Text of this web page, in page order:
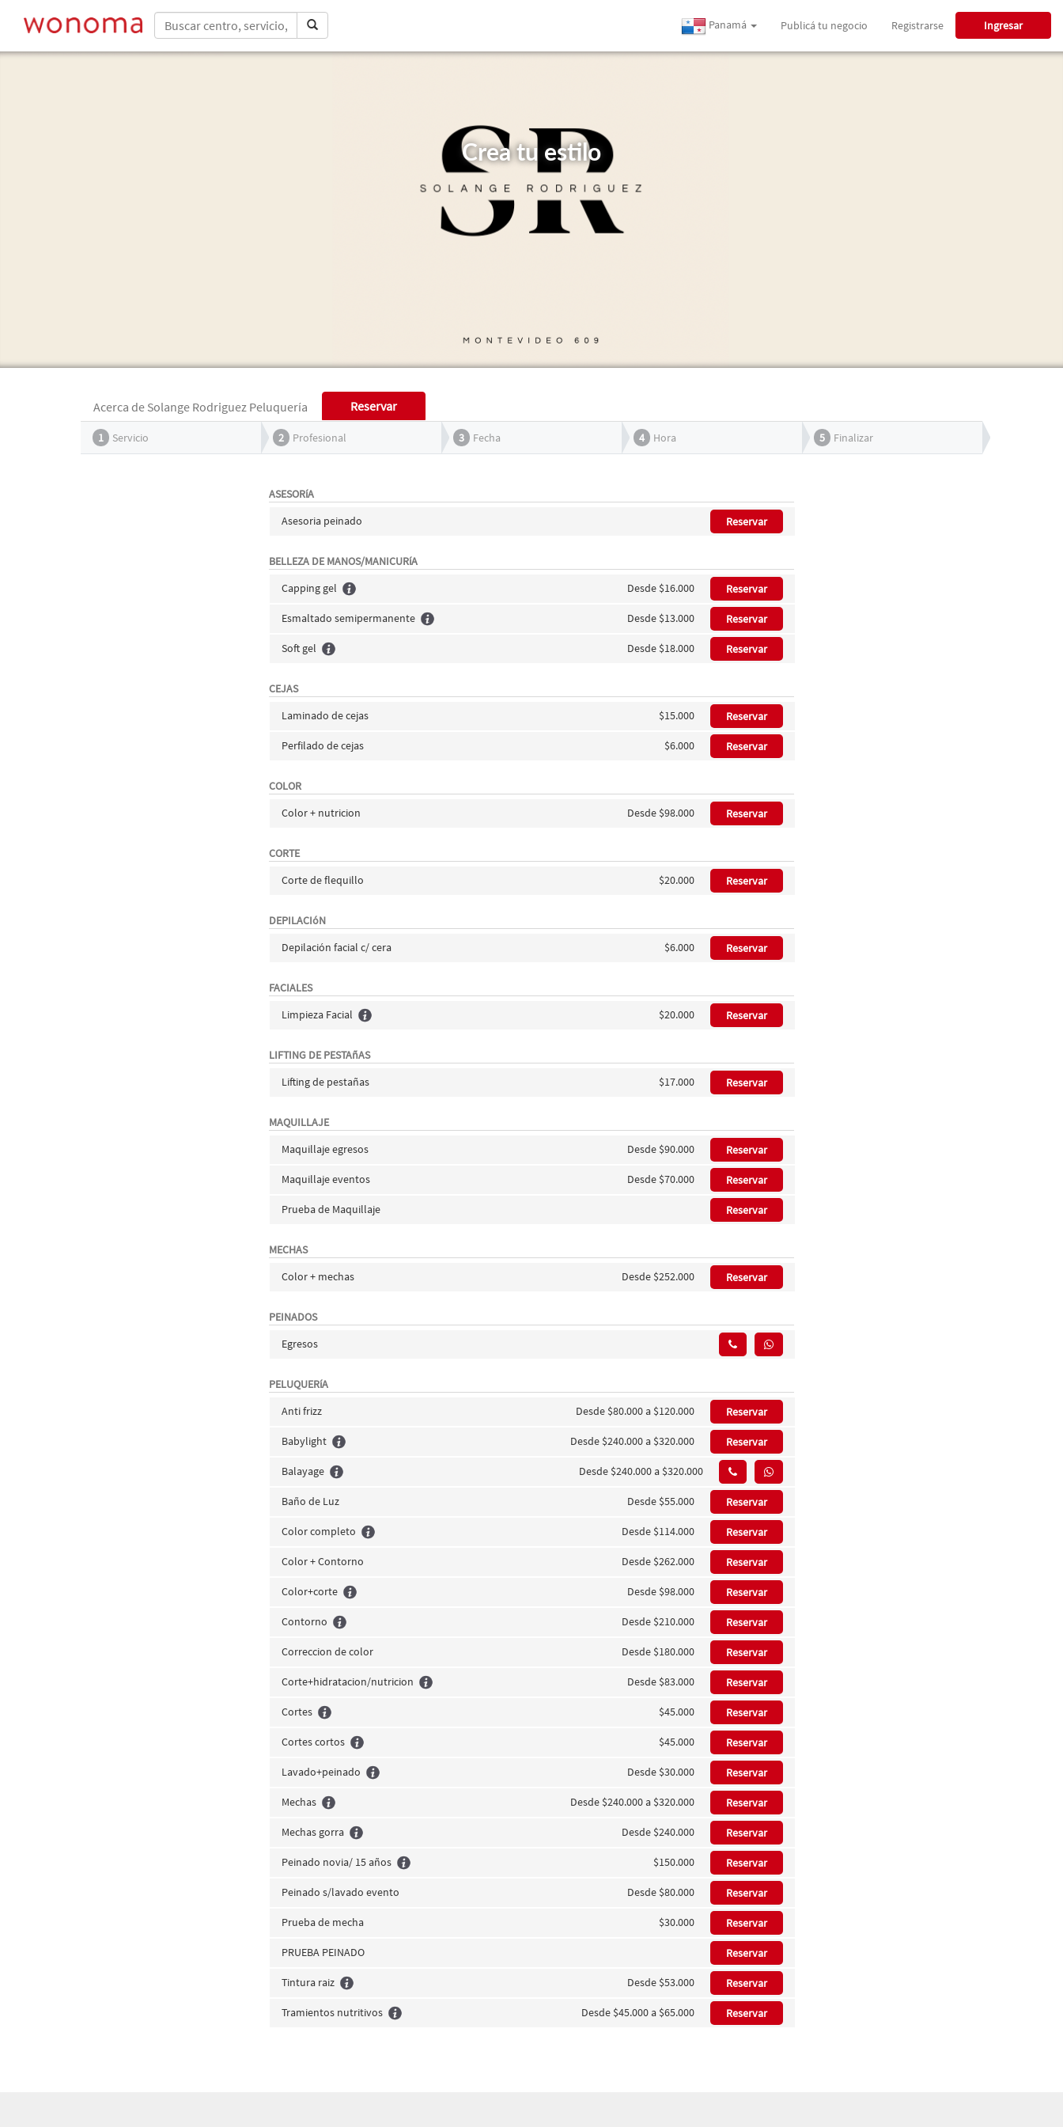
Panamá Publicá tu negocio Registrarse Ingresar
Crea tu estilo
Acerca de Solange Rodriguez Peluquería Reservar
1 Servicio 2 Profesional 3 Fecha 4 Hora 5 Finalizar
ASESORíA
Asesoria peinado
Reservar
BELLEZA DE MANOS/MANICURíA
Capping gel
Desde $16.000 Reservar
Esmaltado semipermanente Desde $13.000 Reservar
Soft gel Desde $18.000 Reservar
CEJAS
Laminado de cejas
$15.000 Reservar
Perfilado de cejas $6.000 Reservar
COLOR
Color + nutricion
Desde $98.000 Reservar
CORTE
Corte de flequillo
$20.000 Reservar
DEPILACIóN
Depilación facial c/ cera
$6.000 Reservar
FACIALES
Limpieza Facial
$20.000 Reservar
LIFTING DE PESTAñAS
Lifting de pestañas
$17.000 Reservar
MAQUILLAJE
Maquillaje egresos
Desde $90.000 Reservar
Maquillaje eventos Desde $70.000 Reservar
Prueba de Maquillaje Reservar
MECHAS
Color + mechas
Desde $252.000 Reservar
PEINADOS
Egresos
PELUQUERíA
Anti frizz
Desde $80.000 a $120.000 Reservar
Babylight Desde $240.000 a $320.000 Reservar
Balayage Desde $240.000 a $320.000
Baño de Luz Desde $55.000 Reservar
Color completo Desde $114.000 Reservar
Color + Contorno Desde $262.000 Reservar
Color+corte Desde $98.000 Reservar
Contorno Desde $210.000 Reservar
Correccion de color Desde $180.000 Reservar
Corte+hidratacion/nutricion Desde $83.000 Reservar
Cortes $45.000 Reservar
Cortes cortos $45.000 Reservar
Lavado+peinado Desde $30.000 Reservar
Mechas Desde $240.000 a $320.000 Reservar
Mechas gorra Desde $240.000 Reservar
Peinado novia/ 15 años $150.000 Reservar
Peinado s/lavado evento Desde $80.000 Reservar
Prueba de mecha $30.000 Reservar
PRUEBA PEINADO Reservar
Tintura raiz Desde $53.000 Reservar
Tramientos nutritivos Desde $45.000 a $65.000 Reservar